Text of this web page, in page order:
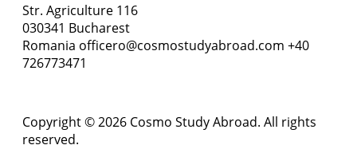
Str. Agriculture 116
030341 Bucharest
Romania officero@cosmostudyabroad.com +40
726773471
Copyright © 2026 Cosmo Study Abroad. All rights
reserved.